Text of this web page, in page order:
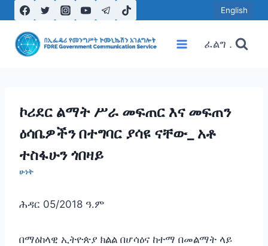
to
content
English
ፈልግ .
ኮሪደር ልማት ሥራ መፍጠር እና መፍጠን
ዕሳቤዎችን በተግባር ያሳዩ ናቸው_ አቶ
ተስፋሁን ጎበዛይ
ሁነት
ሕዳር 05/2018 ዓ.ም
በማዕከላዊ ኢትዮጵያ ክልል በሆሳዕና ከተማ በመልማት ላይ